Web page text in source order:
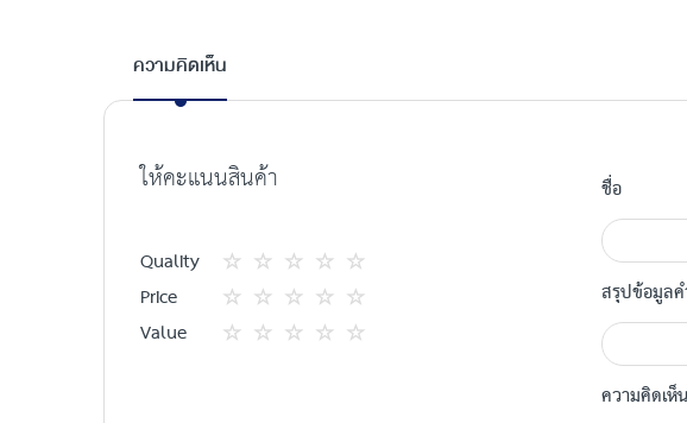
beginning
of
images
gallery
ความคิดเห็น
ให้คะแนนสินค้า
Quality
1
star
2
ดาว
3
ดาว
4
ดาว
5
ดาว
Price
1
2
3
4
5
Value
ชื่อ
สรุปข้อมูล
ความคิดเห็น